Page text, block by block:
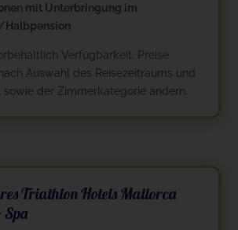
mit Unterbringung im
Halbpension
Verfügbarkeit. Preise
Auswahl des Reisezeitraums und
sowie der Zimmerkategorie ändern.
Triathlon Hotels Mallorca